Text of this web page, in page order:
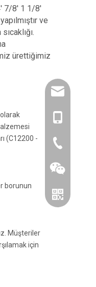
7/8' 1 1/8'
ve
ürettiğimiz
(C12200 -
borunun
Müşteriler
için
86-